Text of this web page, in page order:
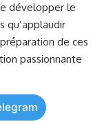
développer le
qu’applaudir
de ces
passionnante